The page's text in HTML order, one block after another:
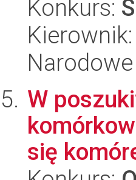
Konkurs:
W
się